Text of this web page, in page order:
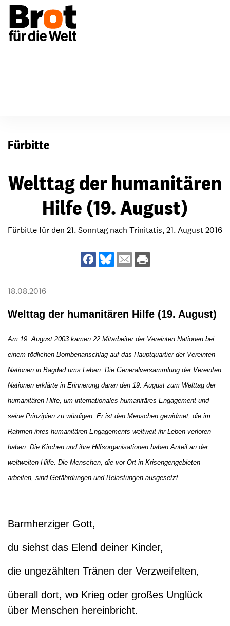
Fürbitte
Welttag der humanitären
Hilfe (19. August)
Fürbitte für den 21. Sonntag nach Trinitatis, 21. August 2016
18.08.2016
Welttag der humanitären Hilfe (19. August)
Am 19. August 2003 kamen 22 Mitarbeiter der Vereinten Nationen bei
einem tödlichen Bombenanschlag auf das Hauptquartier der Vereinten
Nationen in Bagdad ums Leben. Die Generalversammlung der Vereinten
Nationen erklärte in Erinnerung daran den 19. August zum Welttag der
humanitären Hilfe, um internationales humanitäres Engagement und
seine Prinzipien zu würdigen. Er ist den Menschen gewidmet, die im
Rahmen ihres humanitären Engagements weltweit ihr Leben verloren
haben. Die Kirchen und ihre Hilfsorganisationen haben Anteil an der
weltweiten Hilfe. Die Menschen, die vor Ort in Krisengengebieten
arbeiten, sind Gefährdungen und Belastungen ausgesetzt
Barmherziger Gott,
du siehst das Elend deiner Kinder,
die ungezählten Tränen der Verzweifelten,
überall dort, wo Krieg oder großes Unglück
über Menschen hereinbricht.